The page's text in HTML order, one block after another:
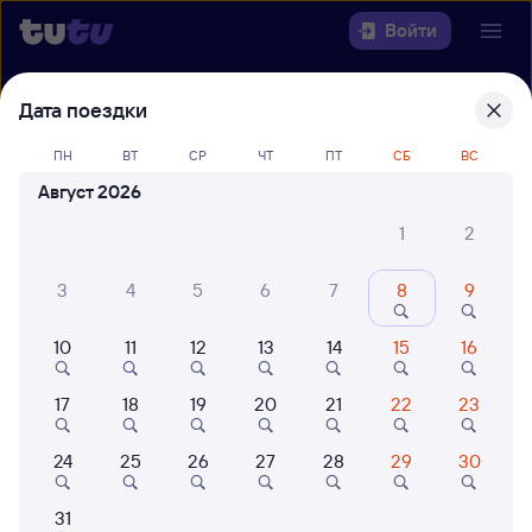
Войти
Выберите день, чтобы найти
билеты Петрозаводск-Пасс —
Малая Вишера
Когда
Кто едет
Найти поезда
Дата поездки
ПН ВТ СР ЧТ ПТ СБ ВС
Август 2026
1
2
3 4 5 6 7 8 9
10 11 12 13 14 15 16
17 18 19 20 21 22 23
24 25 26 27 28 29 30
31